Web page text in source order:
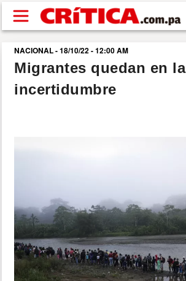
Pasar al contenido principal
buscar
SUCESOS
DEPORTES
MUNDO
NACIONAL - 18/10/22 - 12:00 AM
Migrantes quedan en la
incertidumbre